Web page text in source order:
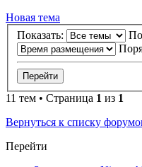
Новая тема
Показать:
11 тем • Страница 1 из 1
Вернуться к списку
Перейти